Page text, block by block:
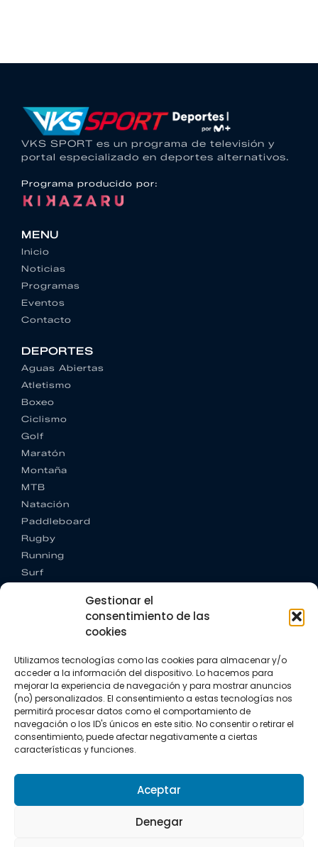
Gestionar el
consentimiento de las
cookies
Utilizamos tecnologías como las cookies para almacenar y/o
acceder a la información del dispositivo. Lo hacemos para
mejorar la experiencia de navegación y para mostrar anuncios
(no) personalizados. El consentimiento a estas tecnologías nos
permitirá procesar datos como el comportamiento de
navegación o los ID's únicos en este sitio. No consentir o retirar el
consentimiento, puede afectar negativamente a ciertas
características y funciones.
Aceptar
Denegar
VKS SPORT es un programa de televisión y
portal especializado en deportes alternativos.
Programa producido por:
MENU
Inicio
Noticias
Programas
Eventos
Contacto
DEPORTES
Aguas Abiertas
Atletismo
Boxeo
Ciclismo
Golf
Maratón
Montaña
MTB
Natación
Paddleboard
Rugby
Running
Surf
CONTACTO
+34 662 342 177
info@vkssport.com
SÍGUENOS
Política de privacidad
Política de cookies